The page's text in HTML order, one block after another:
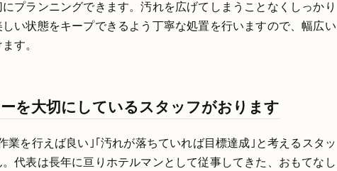
プランニングできます。汚れを広げてしまうことなくしっかり
い状態をキープできるよう丁寧な処置を行いますので、幅広い
す。
を大切にしているスタッフがおります
業を行えば良い｣｢汚れが落ちていれば目標達成｣と考えるスタッ
代表は長年に亘りホテルマンとして従事してきた、おもてなし